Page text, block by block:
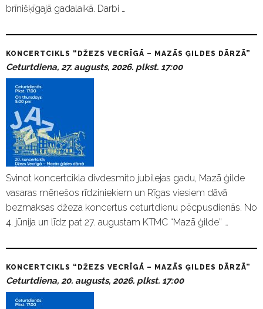
brīnišķīgajā gadalaikā. Darbi …
KONCERTCIKLS “DŽEZS VECRĪGĀ – MAZĀS ĢILDES DĀRZĀ”
Ceturtdiena, 27. augusts, 2026. plkst. 17:00
Svinot koncertcikla divdesmito jubilejas gadu, Mazā ģilde
vasaras mēnešos rīdziniekiem un Rīgas viesiem dāvā
bezmaksas džeza koncertus ceturtdienu pēcpusdienās. No
4. jūnija un līdz pat 27. augustam KTMC “Mazā ģilde” …
KONCERTCIKLS “DŽEZS VECRĪGĀ – MAZĀS ĢILDES DĀRZĀ”
Ceturtdiena, 20. augusts, 2026. plkst. 17:00